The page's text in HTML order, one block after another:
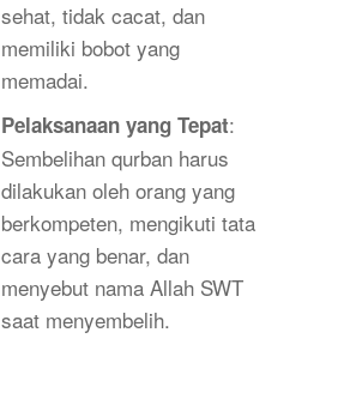
sehat, tidak cacat, dan
memiliki bobot yang
memadai.
Pelaksanaan yang Tepat:
Sembelihan qurban harus
dilakukan oleh orang yang
berkompeten, mengikuti tata
cara yang benar, dan
menyebut nama Allah SWT
saat menyembelih.